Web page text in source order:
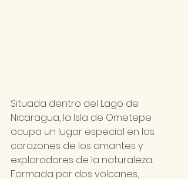
Situada dentro del Lago de
Nicaragua, la Isla de Ometepe
ocupa un lugar especial en los
corazones de los amantes y
exploradores de la naturaleza.
Formada por dos volcanes,